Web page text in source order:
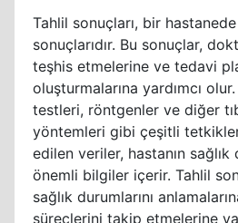
Tahlil sonuçları, bir
sonuçlarıdır. Bu sonuçlar,
teşhis etmelerine ve tedavi
oluşturmalarına yardımcı
testleri, röntgenler ve diğer
yöntemleri gibi çeşitli
edilen veriler, hastanın sağlık
önemli bilgiler içerir. Tahlil
sağlık durumlarını
süreçlerini takip etmelerine